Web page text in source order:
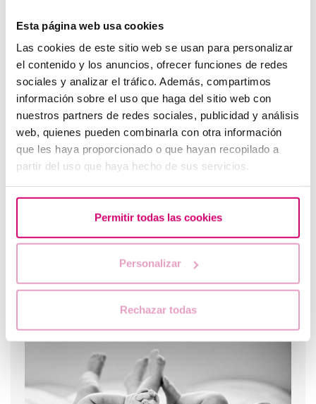
Esta página web usa cookies
Las cookies de este sitio web se usan para personalizar
el contenido y los anuncios, ofrecer funciones de redes
sociales y analizar el tráfico. Además, compartimos
información sobre el uso que haga del sitio web con
nuestros partners de redes sociales, publicidad y análisis
web, quienes pueden combinarla con otra información
que les haya proporcionado o que hayan recopilado a
partir del uso que haya hecho de sus servicios.
Permitir todas las cookies
Personalizar
Rechazar todas
Le létrozole, la meilleure alternative pour induire
l'ovulation chez les femmes atteintes du syndrome de
l’ovaire polykystique.
FIV avec don d’ovocites a partir de 3850€